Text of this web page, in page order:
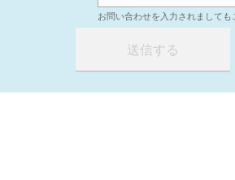
お問い合わせを入力されまして